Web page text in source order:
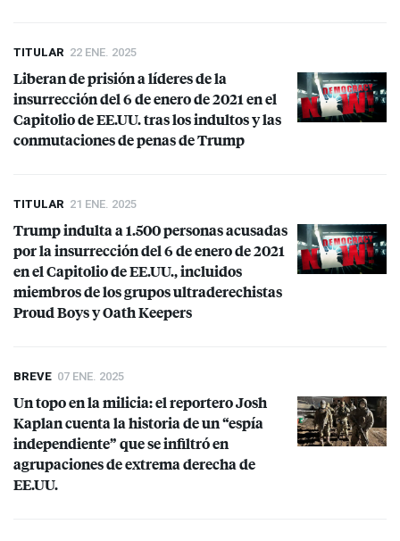
TITULAR 22 ENE. 2025
Liberan de prisión a líderes de la
insurrección del 6 de enero de 2021 en el
Capitolio de EE.UU. tras los indultos y las
conmutaciones de penas de Trump
TITULAR 21 ENE. 2025
Trump indulta a 1.500 personas acusadas
por la insurrección del 6 de enero de 2021
en el Capitolio de EE.UU., incluidos
miembros de los grupos ultraderechistas
Proud Boys y Oath Keepers
BREVE 07 ENE. 2025
Un topo en la milicia: el reportero Josh
Kaplan cuenta la historia de un “espía
independiente” que se infiltró en
agrupaciones de extrema derecha de
EE.UU.